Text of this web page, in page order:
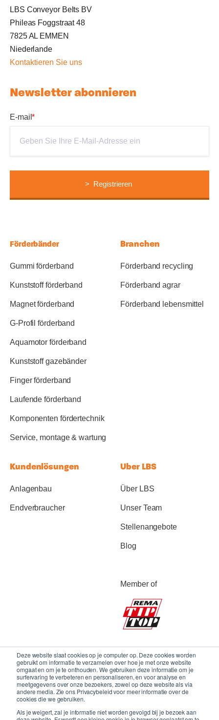
Deze website slaat cookies op je computer op. Deze cookies worden
gebruikt om informatie te verzamelen over hoe je met onze website
omgaat en om je te onthouden. We gebruiken deze informatie om je
surfervaring te verbeteren en personaliseren, en voor analyse en
meetgegevens over onze bezoekers, zowel op deze website als via
andere media. Zie ons Privacybeleid voor meer informatie over de
cookies die we gebruiken.
Als je weigert, zal je informatie niet worden gevolgd bij je bezoek aan
LBS Conveyor Belts BV
Phileas Foggstraat 48
7825 AL EMMEN
Niederlande
Kontaktieren Sie uns
Newsletter abonnieren
E-mail*
Förderbänder
Gummi förderband
Kunststoff förderband
Magnet förderband
G-Profil förderband
Aquamotor förderband
Kunststoff gazebänder
Finger förderband
Laufende förderband
Komponenten fördertechnik
Service, montage & wartung
Branchen
Förderband recycling
Förderband agrar
Förderband lebensmittel
Kundenlösungen
Anlagenbau
Endverbraucher
Uber LBS
Über LBS
Unser Team
Stellenangebote
Blog
Member of